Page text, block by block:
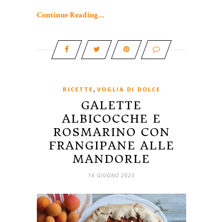
Continue Reading…
RICETTE , VOGLIA DI DOLCE
GALETTE
ALBICOCCHE E
ROSMARINO CON
FRANGIPANE ALLE
MANDORLE
16 GIUGNO 2023